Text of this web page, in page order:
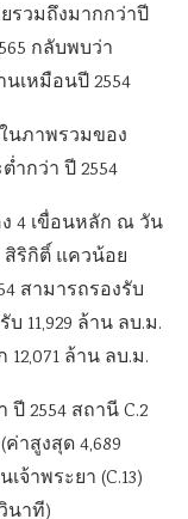
รวมถึงมากกว่าปี
กลับพบว่า
เหมือนปี 2554
นภาพรวมของ
ำกว่า ปี 2554
4 เขื่อนหลัก ณ วัน
สิริกิติ์ แควน้อย
สามารถรองรับ
11,929 ล้าน ลบ.ม.
ล้าน ลบ.ม.
2554 สถานี C.2
าสูงสุด 4,689
จ้าพระยา (C.13)
นาที)